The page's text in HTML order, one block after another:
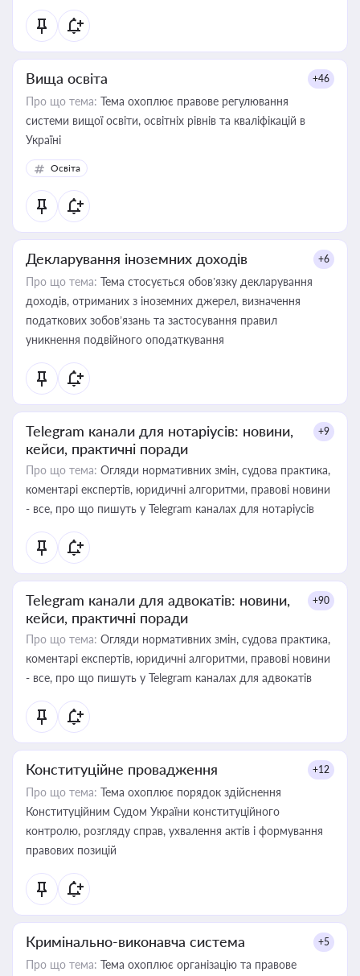
Вища освіта +46
Про що тема: Тема охоплює правове регулювання
системи вищої освіти, освітніх рівнів та кваліфікацій в
Україні
Освіта
Декларування іноземних доходів +6
Про що тема: Тема стосується обов’язку декларування
доходів, отриманих з іноземних джерел, визначення
податкових зобов’язань та застосування правил
уникнення подвійного оподаткування
Telegram канали для нотаріусів: новини,
кейси, практичні поради
+9
Про що тема: Огляди нормативних змін, судова практика,
коментарі експертів, юридичні алгоритми, правові новини
- все, про що пишуть у Telegram каналах для нотаріусів
Telegram канали для адвокатів: новини,
кейси, практичні поради
+90
Про що тема: Огляди нормативних змін, судова практика,
коментарі експертів, юридичні алгоритми, правові новини
- все, про що пишуть у Telegram каналах для адвокатів
Конституційне провадження +12
Про що тема: Тема охоплює порядок здійснення
Конституційним Судом України конституційного
контролю, розгляду справ, ухвалення актів і формування
правових позицій
Кримінально-виконавча система +5
Про що тема: Тема охоплює організацію та правове